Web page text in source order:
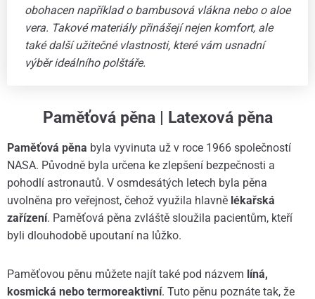
obohacen například o bambusová vlákna nebo o aloe
vera. Takové materiály přinášejí nejen komfort, ale
také další užitečné vlastnosti, které vám usnadní
výběr ideálního polštáře.
Paměťová pěna | Latexová pěna
Paměťová pěna byla vyvinuta už v roce 1966 společností
NASA. Původně byla určena ke zlepšení bezpečnosti a
pohodlí astronautů. V osmdesátých letech byla pěna
uvolněna pro veřejnost, čehož využila hlavně lékařská
zařízení. Paměťová pěna zvláště sloužila pacientům, kteří
byli dlouhodobě upoutaní na lůžko.
Paměťovou pěnu můžete najít také pod názvem líná,
kosmická nebo termoreaktivní. Tuto pěnu poznáte tak, že